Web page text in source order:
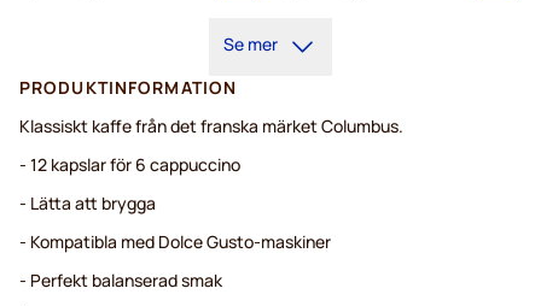
Se mer
PRODUKTINFORMATION
Klassiskt kaffe från det franska märket Columbus.
- 12 kapslar för 6 cappuccino
- Lätta att brygga
- Kompatibla med Dolce Gusto-maskiner
- Perfekt balanserad smak